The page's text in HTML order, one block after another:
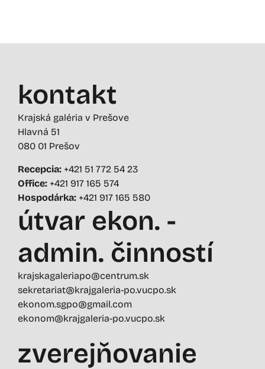
kontakt
Krajská galéria v Prešove
Hlavná 51
080 01 Prešov
Recepcia: +421 51 772 54 23
Office: +421 917 165 574
Hospodárka: +421 917 165 580
útvar ekon. -
admin. činností
krajskagaleriapo@centrum.sk
sekretariat@krajgaleria-po.vucpo.sk
ekonom.sgpo@gmail.com
ekonom@krajgaleria-po.vucpo.sk
zverejňovanie